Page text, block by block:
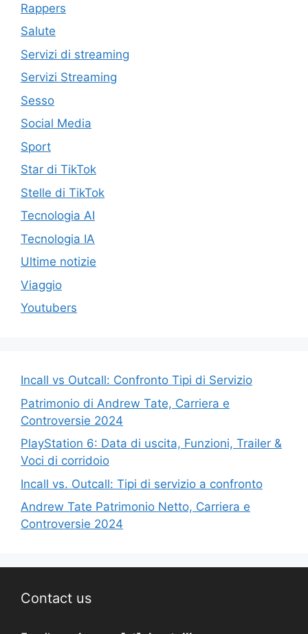
Rappers
Salute
Servizi di streaming
Servizi Streaming
Sesso
Social Media
Sport
Star di TikTok
Stelle di TikTok
Tecnologia AI
Tecnologia IA
Ultime notizie
Viaggio
Youtubers
Incall vs Outcall: Confronto Tipi di Servizio
Patrimonio di Andrew Tate, Carriera e
Controversie 2024
PlayStation 6: Data di uscita, Funzioni, Trailer &
Voci di corridoio
Incall vs. Outcall: Tipi di servizio a confronto
Andrew Tate Patrimonio Netto, Carriera e
Controversie 2024
Contact us